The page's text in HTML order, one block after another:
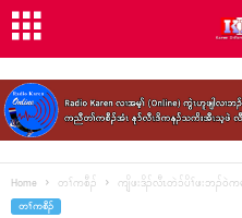
Home တၢ်ကစီၣ် ကျိဖးဒိၣ်လီၤတဲၥ်ပိၢ်ဖးဘၣ်ဝဲက
တၢ်ကစီၣ်